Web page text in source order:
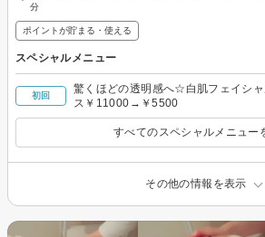
分
ポイントが貯まる・使える
スペシャルメニュー
初回
驚くほどの透明感へ☆白肌フェイシ
ス￥11000→￥5500
すべてのスペシャルメニュー
その他の情報を表示